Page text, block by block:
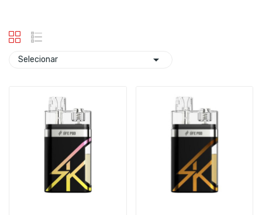
Selecionar 